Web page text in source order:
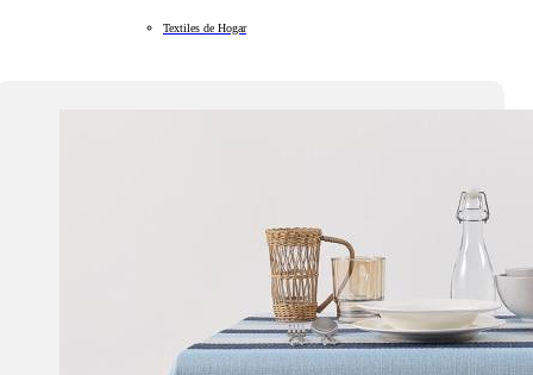
Textiles de Hogar